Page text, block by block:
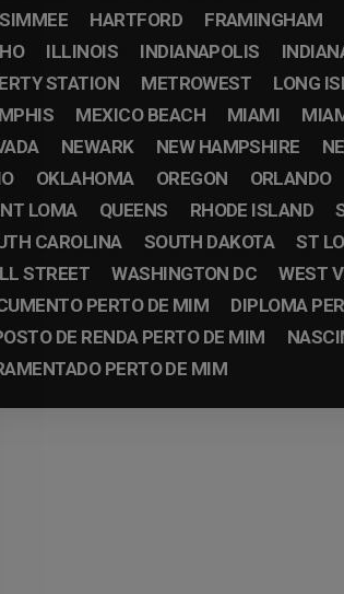
HARTFORD FRAMINGHAM
ILLINOIS INDIANAPOLIS
STATION
METROWEST LONG
MEXICO BEACH MIAMI
NEWARK NEW HAMPSHIRE
OKLAHOMA OREGON ORLANDO
LOMA
QUEENS RHODE ISLAND
CAROLINA
SOUTH DAKOTA ST
STREET
WASHINGTON DC WEST
PERTO DE MIM
DIPLOMA
DE RENDA PERTO DE MIM
PERTO DE MIM